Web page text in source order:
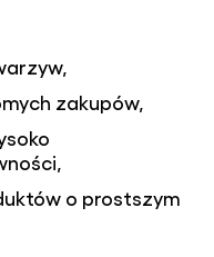
zakupów,
o prostszym